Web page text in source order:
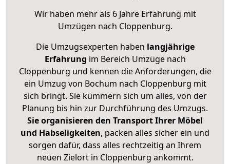
Wir haben mehr als 6 Jahre Erfahrung mit
Umzügen nach Cloppenburg.
Die Umzugsexperten haben langjährige
Erfahrung im Bereich Umzüge nach
Cloppenburg und kennen die Anforderungen, die
ein Umzug von Bochum nach Cloppenburg mit
sich bringt. Sie kümmern sich um alles, von der
Planung bis hin zur Durchführung des Umzugs.
Sie organisieren den Transport Ihrer Möbel
und Habseligkeiten, packen alles sicher ein und
sorgen dafür, dass alles rechtzeitig an Ihrem
neuen Zielort in Cloppenburg ankommt.